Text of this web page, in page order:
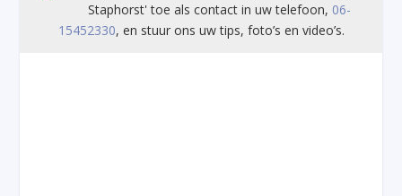
Staphorst' toe als contact in uw telefoon, 06-
15452330, en stuur ons uw tips, foto’s en video’s.